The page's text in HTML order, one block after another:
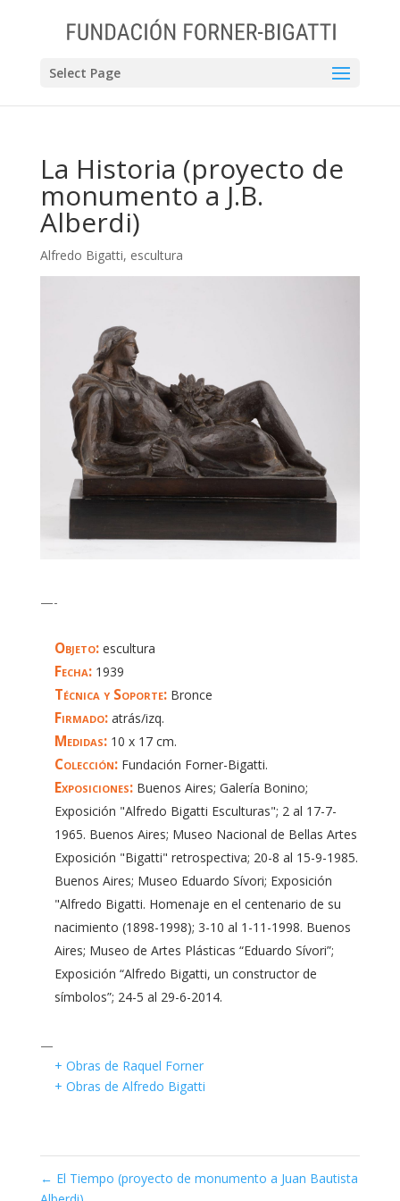
Select Page
La Historia (proyecto de
monumento a J.B.
Alberdi)
Alfredo Bigatti, escultura
—-
Objeto:escultura
Fecha:1939
Técnica y Soporte:Bronce
Firmado:atrás/izq.
Medidas:10 x 17 cm.
Colección:Fundación Forner-Bigatti.
Exposiciones:Buenos Aires; Galería Bonino;
Exposición "Alfredo Bigatti Esculturas"; 2 al 17-7-
1965. Buenos Aires; Museo Nacional de Bellas Artes
Exposición "Bigatti" retrospectiva; 20-8 al 15-9-1985.
Buenos Aires; Museo Eduardo Sívori; Exposición
"Alfredo Bigatti. Homenaje en el centenario de su
nacimiento (1898-1998); 3-10 al 1-11-1998. Buenos
Aires; Museo de Artes Plásticas “Eduardo Sívori”;
Exposición “Alfredo Bigatti, un constructor de
símbolos”; 24-5 al 29-6-2014.
—
+ Obras de Raquel Forner
+ Obras de Alfredo Bigatti
← El Tiempo (proyecto de monumento a Juan Bautista